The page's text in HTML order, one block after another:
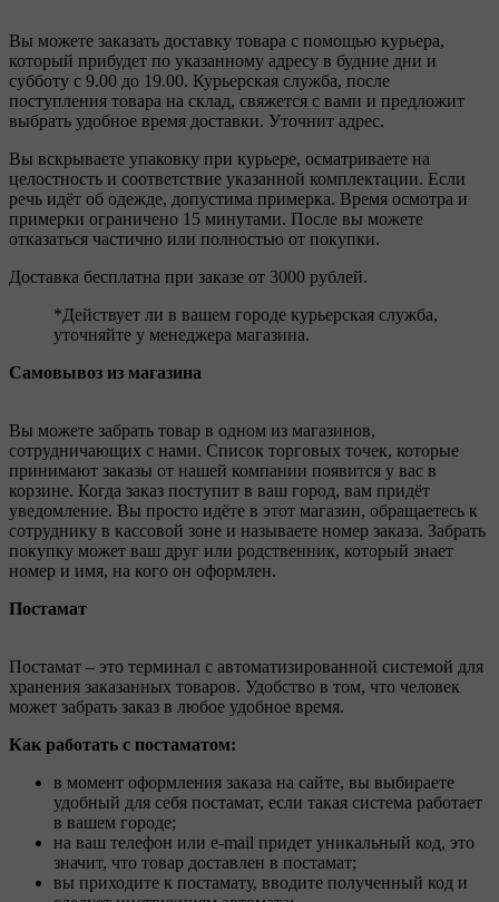
Вы можете заказать доставку товара с помощью курьера,
который прибудет по указанному адресу в будние дни и
субботу с 9.00 до 19.00. Курьерская служба, после
поступления товара на склад, свяжется с вами и предложит
выбрать удобное время доставки. Уточнит адрес.
Вы вскрываете упаковку при курьере, осматриваете на
целостность и соответствие указанной комплектации. Если
речь идёт об одежде, допустима примерка. Время осмотра и
примерки ограничено 15 минутами. После вы можете
отказаться частично или полностью от покупки.
Доставка бесплатна при заказе от 3000 рублей.
*Действует ли в вашем городе курьерская служба,
уточняйте у менеджера магазина.
Самовывоз из магазина
Вы можете забрать товар в одном из магазинов,
сотрудничающих с нами. Список торговых точек, которые
принимают заказы от нашей компании появится у вас в
корзине. Когда заказ поступит в ваш город, вам придёт
уведомление. Вы просто идёте в этот магазин, обращаетесь к
сотруднику в кассовой зоне и называете номер заказа. Забрать
покупку может ваш друг или родственник, который знает
номер и имя, на кого он оформлен.
Постамат
Постамат – это терминал с автоматизированной системой для
хранения заказанных товаров. Удобство в том, что человек
может забрать заказ в любое удобное время.
Как работать с постаматом:
в момент оформления заказа на сайте, вы выбираете
удобный для себя постамат, если такая система работает
в вашем городе;
на ваш телефон или e-mail придет уникальный код, это
значит, что товар доставлен в постамат;
вы приходите к постамату, вводите полученный код и